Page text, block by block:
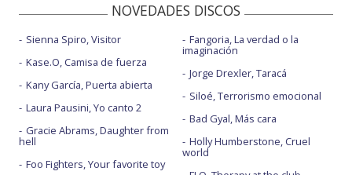
NOVEDADES DISCOS
Sienna Spiro, Visitor
Kase.O, Camisa de fuerza
Kany García, Puerta abierta
Laura Pausini, Yo canto 2
Gracie Abrams, Daughter from
hell
Foo Fighters, Your favorite toy
Fangoria, La verdad o la
imaginación
Jorge Drexler, Taracá
Siloé, Terrorismo emocional
Bad Gyal, Más cara
Holly Humberstone, Cruel
world